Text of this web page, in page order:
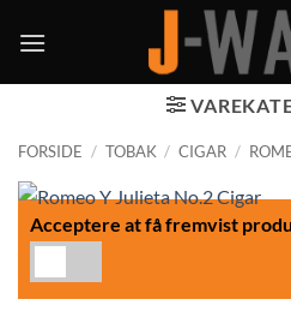
FORSIDE / TOBAK / CIGAR /
Acceptere at få fremvist